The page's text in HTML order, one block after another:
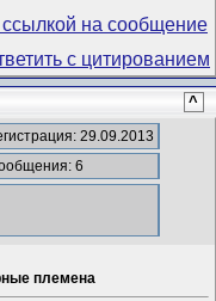
^
29.09.2013
6
племена